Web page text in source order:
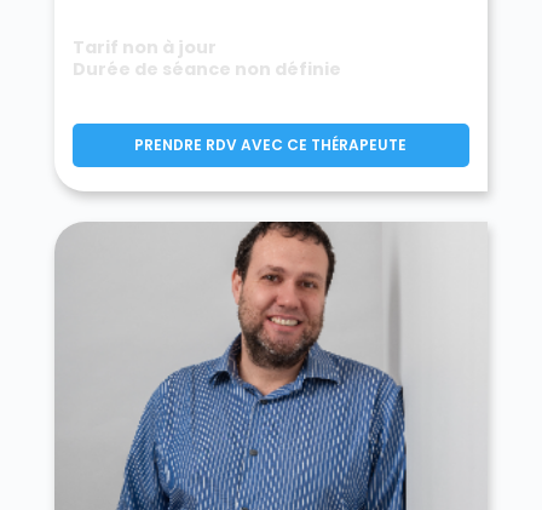
Tarif non à jour
Durée de séance non définie
PRENDRE RDV AVEC CE THÉRAPEUTE